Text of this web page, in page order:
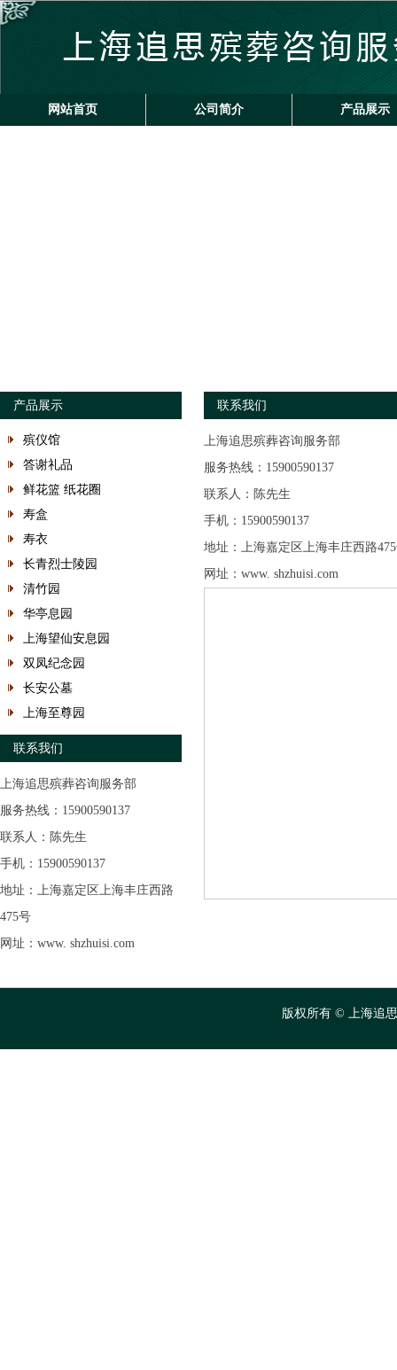
网站首页 公司简介 产品展示
产品展示
殡仪馆
答谢礼品
鲜花篮 纸花圈
寿盒
寿衣
长青烈士陵园
清竹园
华亭息园
上海望仙安息园
双凤纪念园
长安公墓
上海至尊园
联系我们
上海追思殡葬咨询服务部
服务热线：15900590137
联系人：陈先生
手机：15900590137
地址：上海嘉定区上海丰庄西路
475号
网址：www. shzhuisi.com
联系我们
上海追思殡葬咨询服务部
服务热线：15900590137
联系人：陈先生
手机：15900590137
地址：上海嘉定区上海丰庄西路
网址：www. shzhuisi.com
版权所有 © 上海追